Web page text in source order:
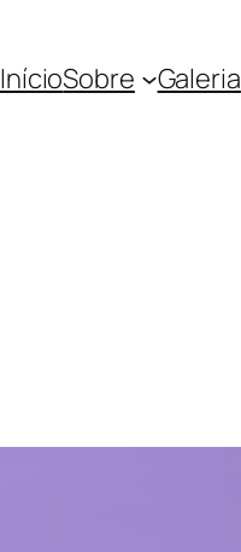
InícioSobre Galeria